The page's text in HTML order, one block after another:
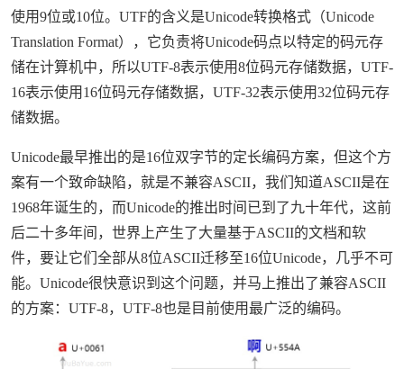
使用9位或10位。UTF的含义是Unicode转换格式（Unicode
Translation Format），它负责将Unicode码点以特定的码元存
储在计算机中，所以UTF-8表示使用8位码元存储数据，UTF-
16表示使用16位码元存储数据，UTF-32表示使用32位码元存
储数据。
Unicode最早推出的是16位双字节的定长编码方案，但这个方
案有一个致命缺陷，就是不兼容ASCII，我们知道ASCII是在
1968年诞生的，而Unicode的推出时间已到了九十年代，这前
后二十多年间，世界上产生了大量基于ASCII的文档和软
件，要让它们全部从8位ASCII迁移至16位Unicode，几乎不可
能。Unicode很快意识到这个问题，并马上推出了兼容ASCII
的方案：UTF-8，UTF-8也是目前使用最广泛的编码。